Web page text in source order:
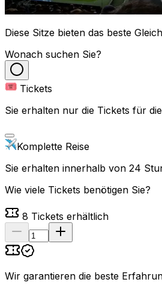
Diese Sitze bieten das beste
Wonach suchen Sie?
Tickets
Sie erhalten nur die Tickets für
Komplette Reise
Sie erhalten innerhalb von 24
Wie viele Tickets benötigen Sie?
8 Tickets erhältlich
Wir garantieren die beste